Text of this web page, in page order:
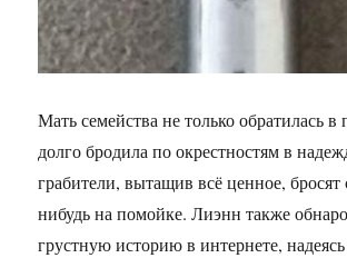
Мать семейства не только обратилась
долго бродила по окрестностям в
грабители, вытащив всё ценное, бросят
нибудь на помойке. Лиэнн также
грустную историю в интернете,